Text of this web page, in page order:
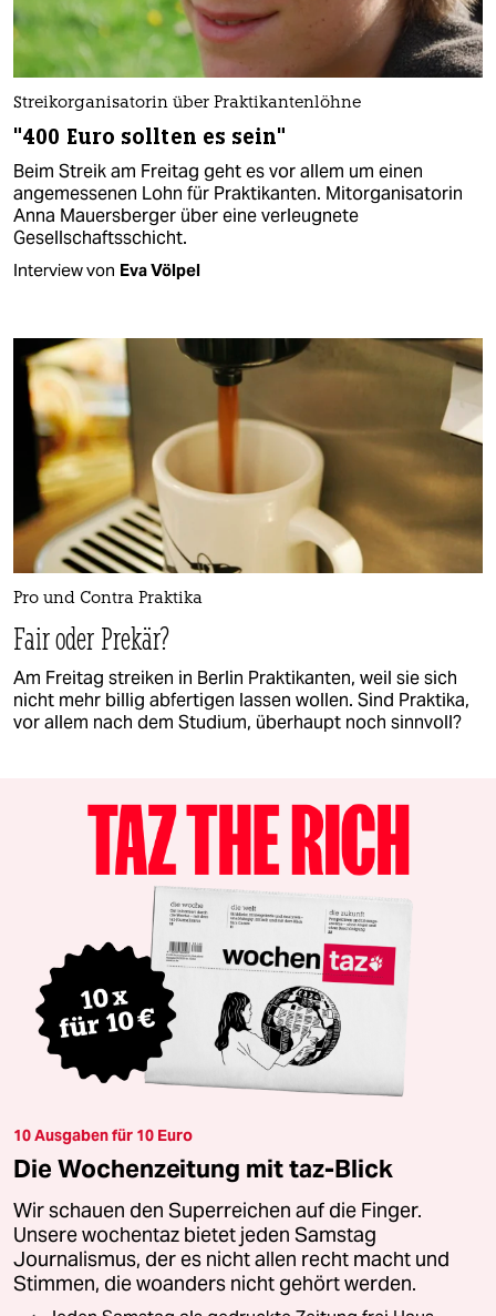
Streikorganisatorin über Praktikantenlöhne
"400 Euro sollten es sein"
Beim Streik am Freitag geht es vor allem um einen
angemessenen Lohn für Praktikanten. Mitorganisatorin
Anna Mauersberger über eine verleugnete
Gesellschaftsschicht.
Interview von Eva Völpel
Pro und Contra Praktika
Fair oder Prekär?
Am Freitag streiken in Berlin Praktikanten, weil sie sich
nicht mehr billig abfertigen lassen wollen. Sind Praktika,
vor allem nach dem Studium, überhaupt noch sinnvoll?
10 Ausgaben für 10 Euro
Die Wochenzeitung mit taz-Blick
Wir schauen den Superreichen auf die Finger.
Unsere wochentaz bietet jeden Samstag
Journalismus, der es nicht allen recht macht und
Stimmen, die woanders nicht gehört werden.